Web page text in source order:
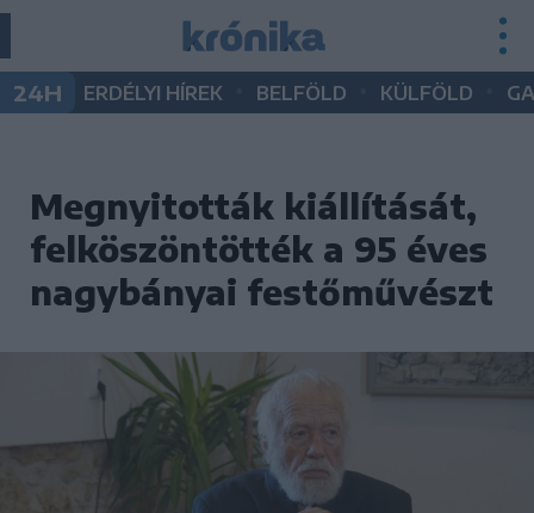
24H ERDÉLYI HÍREK BELFÖLD KÜLFÖLD
Megnyitották kiállítását,
felköszöntötték a 95 éves
nagybányai festőművészt